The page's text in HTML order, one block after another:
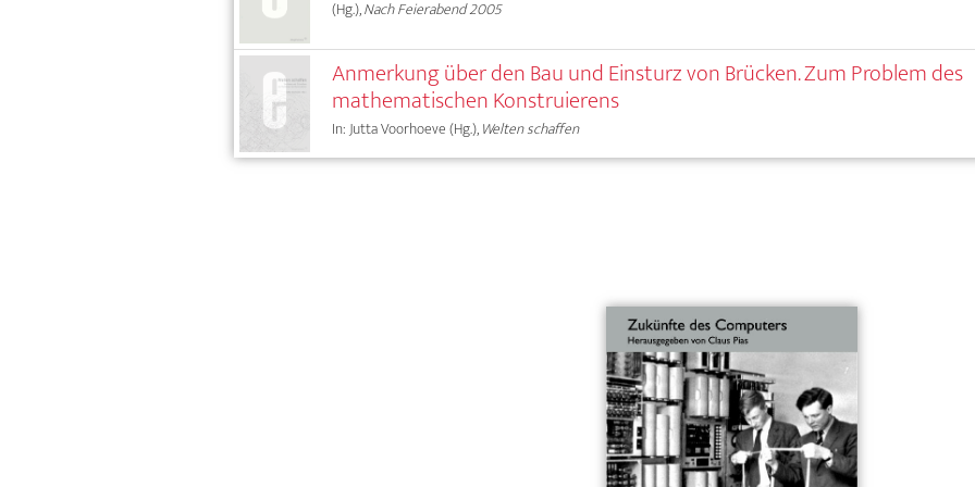
(Hg.),Nach Feierabend 2005
Anmerkung über den Bau und Einsturz von Brücken. Zum Problem des
mathematischen Konstruierens
In: Jutta Voorhoeve (Hg.),Welten schaffen